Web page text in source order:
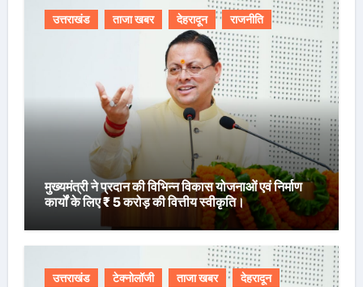
उत्तराखंड ताजा खबर देहरादून राजनीति
मुख्यमंत्री ने प्रदान की विभिन्न विकास योजनाओं एवं निर्माण
कार्यों के लिए ₹ 5 करोड़ की वित्तीय स्वीकृति।
उत्तराखंड टेक्नोलॉजी ताजा खबर देहरादून